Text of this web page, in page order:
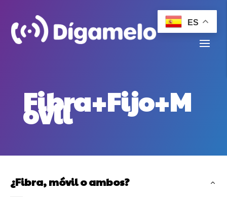
Fibra+Fijo+M
ovil
¿Fibra, móvil o ambos?
ES